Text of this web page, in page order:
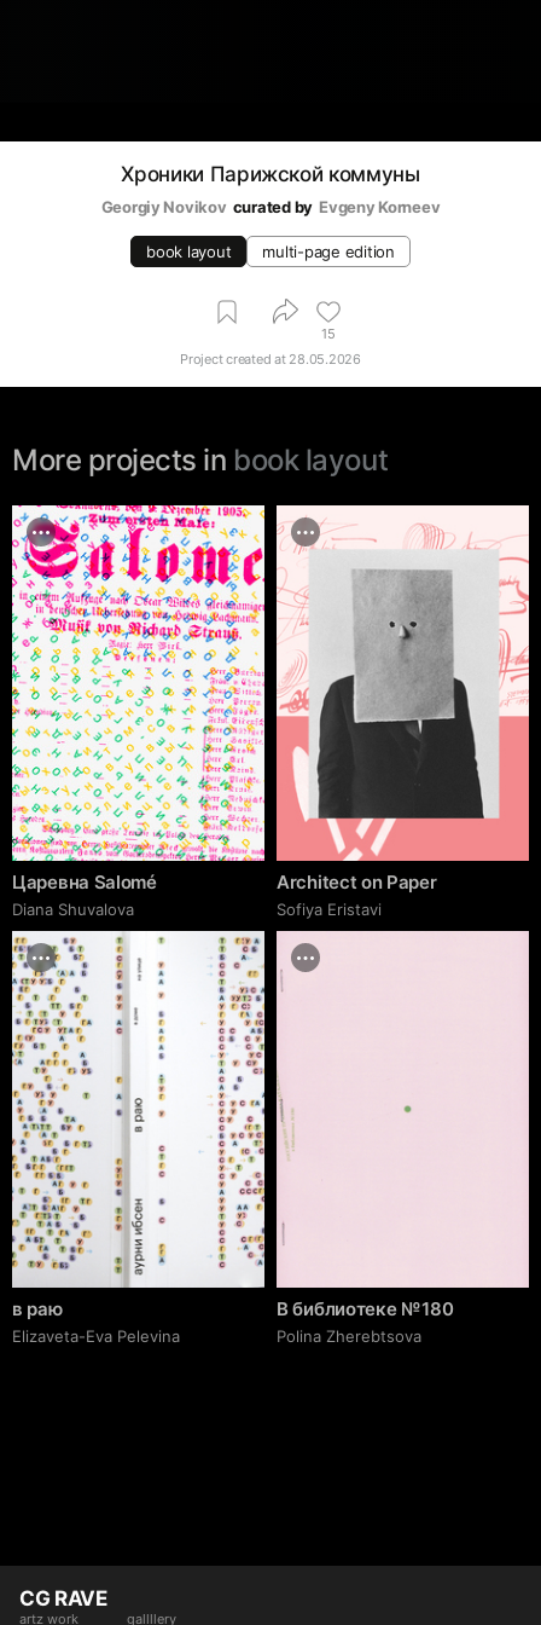
Хроники Парижской коммуны
Georgiy Novikov curated by Evgeny Korneev
book layout multi-page edition
15
Project created at 28.05.2026
More projects in book layout
Царевна Salomé
Diana Shuvalova
Architect on Paper
Sofiya Eristavi
в раю
Elizaveta-Eva Pelevina
В библиотеке № 180
Polina Zherebtsova
CG RAVE
artz work gallllery